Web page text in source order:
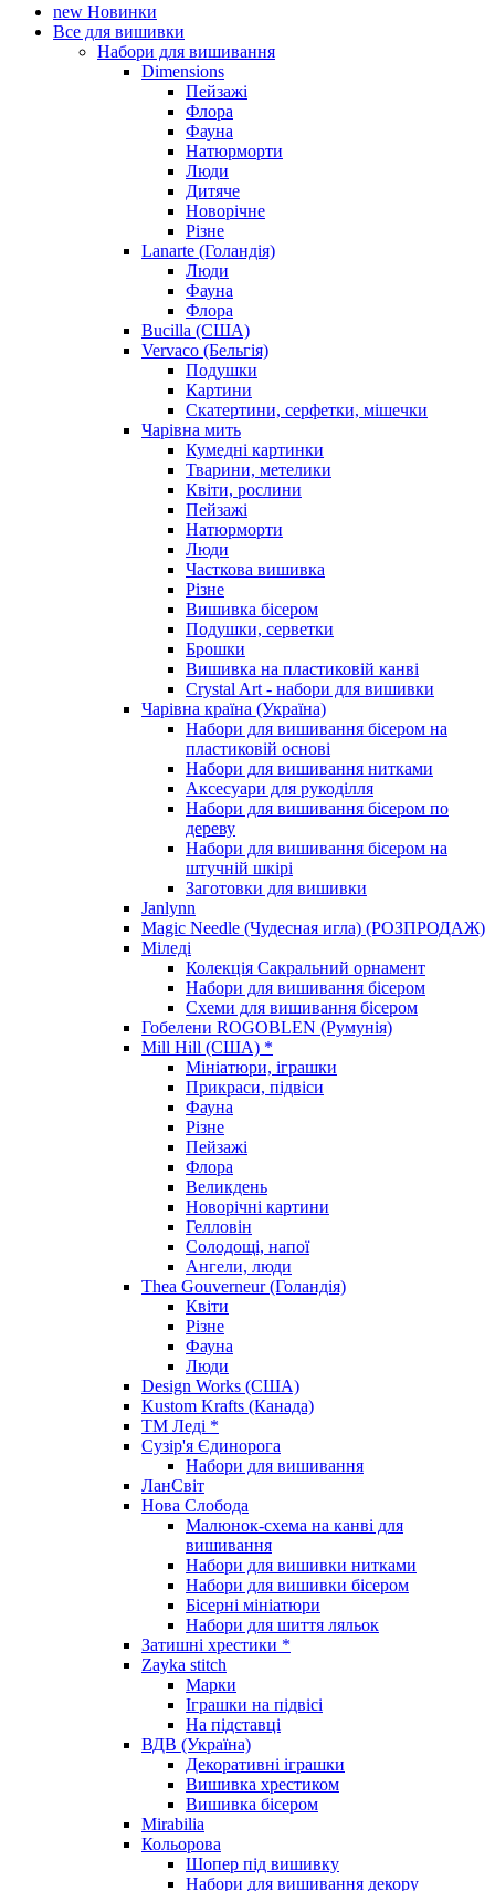
new Новинки
Все для вишивки
Набори для вишивання
Dimensions
Пейзажі
Флора
Фауна
Натюрморти
Люди
Дитяче
Новорічне
Різне
Lanarte (Голандія)
Люди
Фауна
Флора
Bucilla (США)
Vervaco (Бельгія)
Подушки
Картини
Скатертини, серфетки, мішечки
Чарiвна мить
Кумедні картинки
Тварини, метелики
Квіти, рослини
Пейзажі
Натюрморти
Люди
Часткова вишивка
Різне
Вишивка бісером
Подушки, серветки
Брошки
Вишивка на пластиковій канві
Crystal Art - набори для вишивки
Чарівна країна (Україна)
Набори для вишивання бісером на
пластиковій основі
Набори для вишивання нитками
Аксесуари для рукоділля
Набори для вишивання бісером по
дереву
Набори для вишивання бісером на
штучній шкірі
Заготовки для вишивки
Janlynn
Magic Needle (Чудесная игла) (РОЗПРОДАЖ)
Міледі
Колекція Сакральний орнамент
Набори для вишивання бісером
Схеми для вишивання бісером
Гобелени ROGOBLEN (Румунія)
Mill Hill (США) *
Мініатюри, іграшки
Прикраси, підвіси
Фауна
Різне
Пейзажі
Флора
Великдень
Новорічні картини
Гелловін
Солодощі, напої
Ангели, люди
Thea Gouverneur (Голандія)
Квіти
Різне
Фауна
Люди
Design Works (США)
Kustom Krafts (Канада)
ТМ Леді *
Сузір'я Єдинорога
Набори для вишивання
ЛанСвіт
Нова Слобода
Малюнок-схема на канві для
вишивання
Набори для вишивки нитками
Набори для вишивки бісером
Бісерні мініатюри
Набори для шиття ляльок
Затишні хрестики *
Zayka stitch
Марки
Іграшки на підвісі
На підставці
ВДВ (Україна)
Декоративні іграшки
Вишивка хрестиком
Вишивка бісером
Mirabilia
Кольорова
Шопер під вишивку
Набори для вишивання декору